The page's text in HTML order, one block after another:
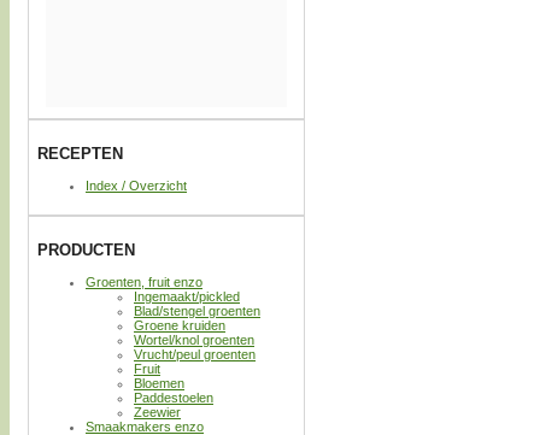
RECEPTEN
Index / Overzicht
PRODUCTEN
Groenten, fruit enzo
Ingemaakt/pickled
Blad/stengel groenten
Groene kruiden
Wortel/knol groenten
Vrucht/peul groenten
Fruit
Bloemen
Paddestoelen
Zeewier
Smaakmakers enzo